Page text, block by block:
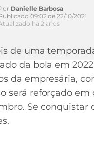
Danielle Barbosa
09:02 de 22/10/2021
há 2 anos
de uma
da bola em
da empresária,
será reforçado
Se conquistar